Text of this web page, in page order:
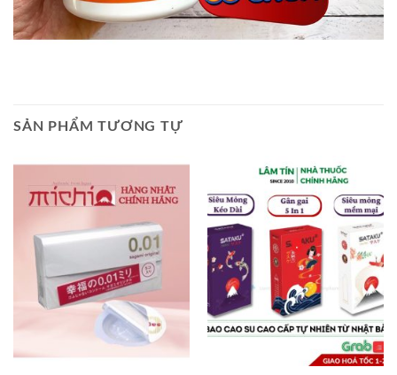
SẢN PHẨM TƯƠNG TỰ